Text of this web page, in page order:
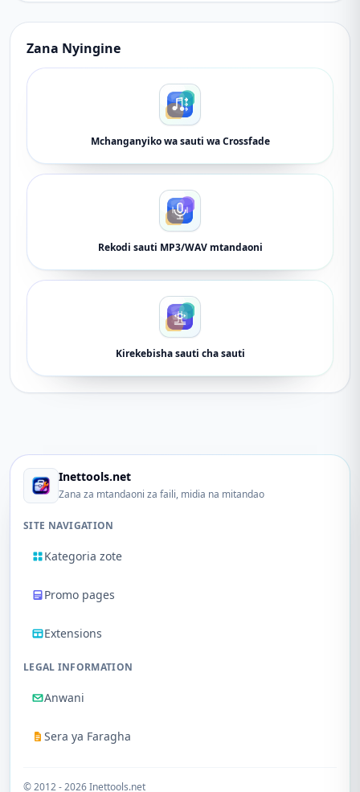
Zana Nyingine
Mchanganyiko wa sauti wa Crossfade
Rekodi sauti MP3/WAV mtandaoni
Kirekebisha sauti cha sauti
Inettools.net
Zana za mtandaoni za faili, midia na mitandao
SITE NAVIGATION
Kategoria zote
Promo pages
Extensions
LEGAL INFORMATION
Anwani
Sera ya Faragha
© 2012 - 2026 Inettools.net